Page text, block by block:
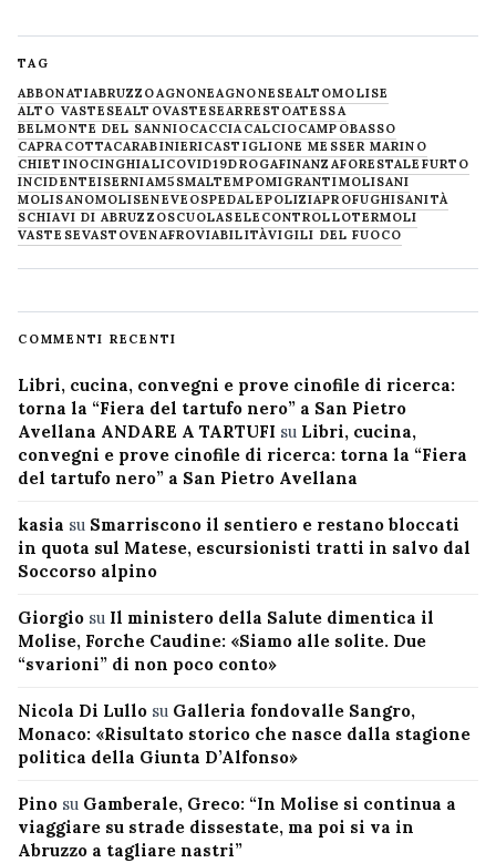
TAG
ABBONATIABRUZZOAGNONEAGNONESEALTOMOLISE
ALTO VASTESEALTOVASTESEARRESTOATESSA
BELMONTE DEL SANNIOCACCIACALCIOCAMPOBASSO
CAPRACOTTACARABINIERICASTIGLIONE MESSER MARINO
CHIETINOCINGHIALICOVID19DROGAFINANZAFORESTALE FURTO
INCIDENTEISERNIAM5SMALTEMPOMIGRANTIMOLISANI
MOLISANOMOLISENEVE OSPEDALEPOLIZIAPROFUGHISANITÀ
SCHIAVI DI ABRUZZOSCUOLASELECONTROLLOTERMOLI
VASTESEVASTOVENAFROVIABILITÀVIGILI DEL FUOCO
COMMENTI RECENTI
Libri, cucina, convegni e prove cinofile di ricerca:
torna la “Fiera del tartufo nero” a San Pietro
Avellana ANDARE A TARTUFI su Libri, cucina,
convegni e prove cinofile di ricerca: torna la “Fiera
del tartufo nero” a San Pietro Avellana
kasia su Smarriscono il sentiero e restano bloccati
in quota sul Matese, escursionisti tratti in salvo dal
Soccorso alpino
Giorgio su Il ministero della Salute dimentica il
Molise, Forche Caudine: «Siamo alle solite. Due
“svarioni” di non poco conto»
Nicola Di Lullo su Galleria fondovalle Sangro,
Monaco: «Risultato storico che nasce dalla stagione
politica della Giunta D’Alfonso»
Pino su Gamberale, Greco: “In Molise si continua a
viaggiare su strade dissestate, ma poi si va in
Abruzzo a tagliare nastri”